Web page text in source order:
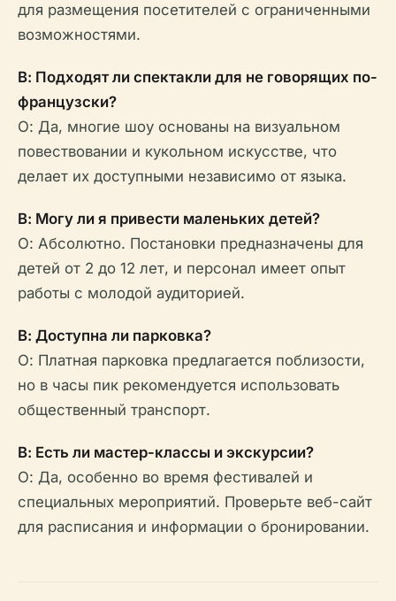
для размещения посетителей с ограниченными
возможностями.
В: Подходят ли спектакли для не говорящих по-
французски?
О: Да, многие шоу основаны на визуальном
повествовании и кукольном искусстве, что
делает их доступными независимо от языка.
В: Могу ли я привести маленьких детей?
О: Абсолютно. Постановки предназначены для
детей от 2 до 12 лет, и персонал имеет опыт
работы с молодой аудиторией.
В: Доступна ли парковка?
О: Платная парковка предлагается поблизости,
но в часы пик рекомендуется использовать
общественный транспорт.
В: Есть ли мастер-классы и экскурсии?
О: Да, особенно во время фестивалей и
специальных мероприятий. Проверьте веб-сайт
для расписания и информации о бронировании.